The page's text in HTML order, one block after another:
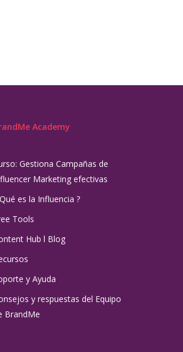
Academy
Gestiona Campañas de
Marketing efectivas
es la Influencia ?
Tools
Hub l Blog
y Ayuda
y respuestas del Equipo
BrandMe